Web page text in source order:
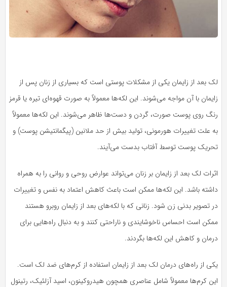
لک بعد از زایمان یکی از مشکلات پوستی است که بسیاری از زنان پس از
زایمان با آن مواجه می‌شوند. این لکه‌ها معمولاً به صورت قهوه‌ای تیره یا قرمز
رنگ روی پوست صورت، گردن و دست‌ها ظاهر می‌شوند. این لکه‌ها معمولاً
به علت تغییرات هورمونی، تولید بیش از حد ملانین (پیگمانتیشن پوست) و
تحریک پوست توسط آفتاب بدست می‌آیند.
اثرات لک بعد از زایمان بر زنان می‌تواند عوارض روحی و روانی را به همراه
داشته باشد. این لکه‌ها ممکن است باعث کاهش اعتماد به نفس و تغییرات
در تصویر بدنی زن شود. زنانی که با لکه‌های بعد از زایمان روبرو هستند
ممکن است احساس ناخوشایندی و ناراحتی کنند و به دنبال راه‌هایی برای
درمان و کاهش این لکه‌ها بگردند.
یکی از راه‌های درمان لک بعد از زایمان استفاده از کرم‌های ضد لک است.
این کرم‌ها معمولاً شامل عناصری همچون هیدروکینون، اسید آزلئیک، رتینول